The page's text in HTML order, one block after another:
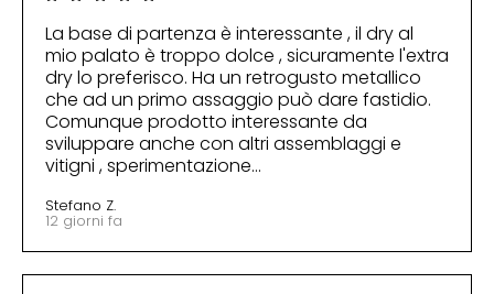
La base di partenza è interessante , il dry al
mio palato è troppo dolce , sicuramente l'extra
dry lo preferisco. Ha un retrogusto metallico
che ad un primo assaggio può dare fastidio.
Comunque prodotto interessante da
sviluppare anche con altri assemblaggi e
vitigni , sperimentazione...
Stefano Z.
12 giorni fa